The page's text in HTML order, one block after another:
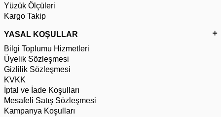
Yüzük Ölçüleri
Kargo Takip
YASAL KOŞULLAR
Bilgi Toplumu Hizmetleri
Üyelik Sözleşmesi
Gizlilik Sözleşmesi
KVKK
İptal ve İade Koşulları
Mesafeli Satış Sözleşmesi
Kampanya Koşulları